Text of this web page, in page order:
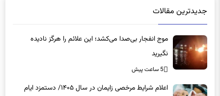
موج انفجار بی‌صدا می‌کشد؛ این علائم را هرگز نادیده
نگیرید
5 ساعت پیش
بارداری چگونه پرداخت می‌شود؟